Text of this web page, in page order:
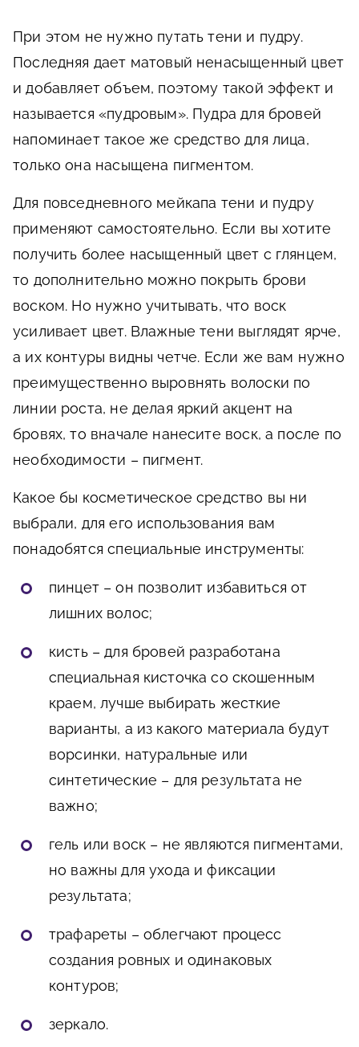
При этом не нужно путать тени и пудру.
Последняя дает матовый ненасыщенный цвет
и добавляет объем, поэтому такой эффект и
называется «пудровым». Пудра для бровей
напоминает такое же средство для лица,
только она насыщена пигментом.
Для повседневного мейкапа тени и пудру
применяют самостоятельно. Если вы хотите
получить более насыщенный цвет с глянцем,
то дополнительно можно покрыть брови
воском. Но нужно учитывать, что воск
усиливает цвет. Влажные тени выглядят ярче,
а их контуры видны четче. Если же вам нужно
преимущественно выровнять волоски по
линии роста, не делая яркий акцент на
бровях, то вначале нанесите воск, а после по
необходимости – пигмент.
Какое бы косметическое средство вы ни
выбрали, для его использования вам
понадобятся специальные инструменты:
пинцет – он позволит избавиться от
лишних волос;
кисть – для бровей разработана
специальная кисточка со скошенным
краем, лучше выбирать жесткие
варианты, а из какого материала будут
ворсинки, натуральные или
синтетические – для результата не
важно;
гель или воск – не являются пигментами,
но важны для ухода и фиксации
результата;
трафареты – облегчают процесс
создания ровных и одинаковых
контуров;
зеркало.